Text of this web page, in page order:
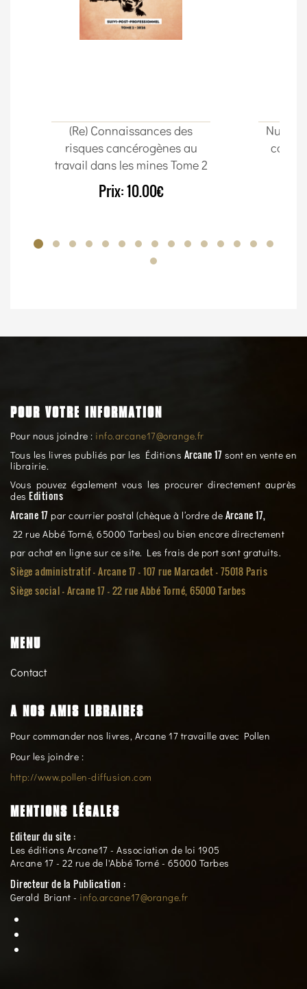
(Re) Connaissances des
risques cancérogènes au
travail dans les mines Tome 2
Prix:10.00€
Nuta
POUR VOTRE INFORMATION
Pour nous joindre : info.arcane17@orange.fr
Tous les livres publiés par les Éditions Arcane 17 sont en vente en
librairie.
Vous pouvez également vous les procurer directement auprès
des Editions
Arcane 17 par courrier postal (chèque à l’ordre de Arcane 17,
22 rue Abbé Torné, 65000 Tarbes) ou bien encore directement
par achat en ligne sur ce site. Les frais de port sont gratuits.
Siège administratif - Arcane 17 - 107 rue Marcadet - 75018 Paris
Siège social -Arcane 17 - 22 rue Abbé Torné, 65000 Tarbes
MENU
Contact
A NOS AMIS LIBRAIRES
Pour commander nos livres, Arcane 17 travaille avec Pollen
Pour les joindre :
http://www.pollen-diffusion.com
MENTIONS LÉGALES
Editeur du site :
Les éditions Arcane17 - Association de loi 1905
Arcane 17 - 22 rue de l'Abbé Torné - 65000 Tarbes
Directeur de la Publication :
Gerald Briant - info.arcane17@orange.fr